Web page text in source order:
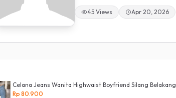
45 Views Apr 20, 2026
Celana Jeans Wanita Highwaist Boyfriend Silang Belakang
Rp 80.900